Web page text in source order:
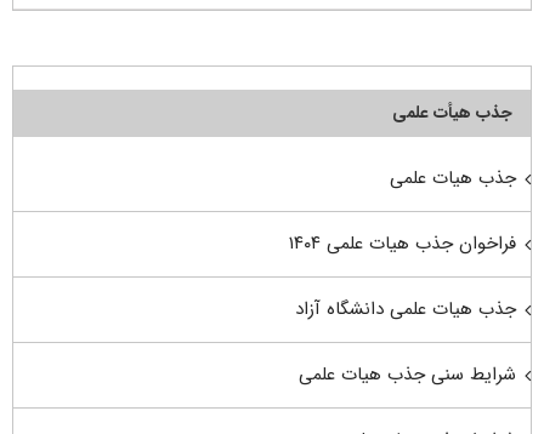
جذب هیأت علمی
جذب هیات علمی
فراخوان جذب هیات علمی ۱۴۰۴
جذب هیات علمی دانشگاه آزاد
شرایط سنی جذب هیات علمی